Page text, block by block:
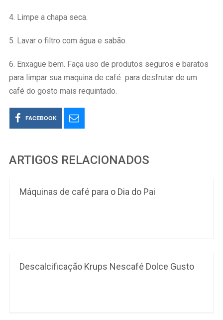
4. Limpe a chapa seca.
5. Lavar o filtro com água e sabão.
6. Enxague bem. Faça uso de produtos seguros e baratos
para limpar sua maquina de café para desfrutar de um
café do gosto mais requintado.
FACEBOOK
ARTIGOS RELACIONADOS
Máquinas de café para o Dia do Pai
Descalcificação Krups Nescafé Dolce Gusto